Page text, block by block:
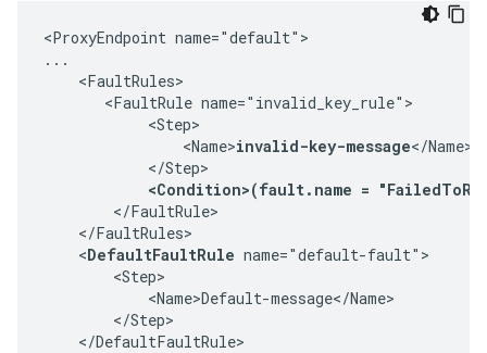
<ProxyEndpoint name="default">
...
    <FaultRules>
       <FaultRule name="invalid_key_rule">
            <Step>
                <Name>
invalid-key-message</Name>
            </Step>
<Condition>(fault.name =
        </FaultRule>
    </FaultRules>
    <
DefaultFaultRule name="default-fault">
        <Step>
            <Name>Default-message</Name>
        </Step>
    </DefaultFaultRule>